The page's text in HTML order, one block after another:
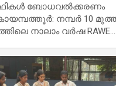
ബോധവൽക്കരണം
നമ്പർ 10
നാലാം വർഷ RAWE…